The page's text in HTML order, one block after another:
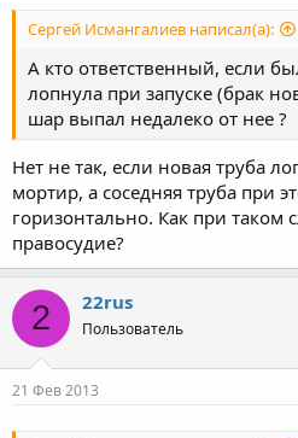
Сергей Исмангалиев написал(а):
А кто ответственный, если
лопнула при запуске (брак
шар выпал недалеко от нее ?
Нет не так, если новая труба
мортир, а соседняя труба при
горизонтально. Как при таком
правосудие?
2 22rus
Пользователь
21 Фев 2013